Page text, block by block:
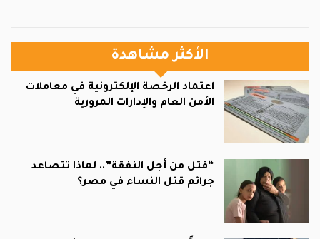
الأكثر مشاهدة
اعتماد الرخصة الإلكترونية في معاملات
الأمن العام والإدارات المرورية
“قتل من أجل النفقة”.. لماذا تتصاعد
جرائم قتل النساء في مصر؟